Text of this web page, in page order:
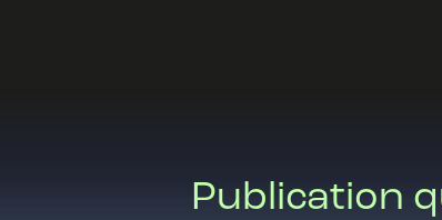
Publication